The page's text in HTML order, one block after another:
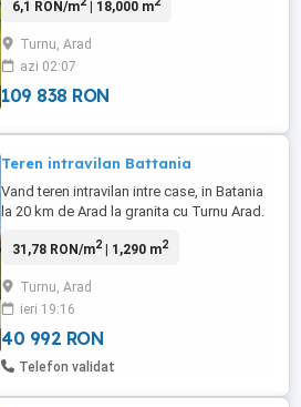
Suprafața totală este de 1,8 hectare
dimensiuni aproximative de 200 m
lungime și 100 m lățime. Terenul este ideal
pentru activități agricole ...
6,1 RON/m | 18,000 m
Turnu, Arad
azi 02:07
109 838 RON
Teren intravilan Battania
Vand teren intravilan intre case, in Batania
la 20 km de Arad la granita cu Turnu Arad.
Strada asfaltata, zona f linistita. Poate fi
de soseaua principala la 150m. Str Liliom
utca nr 15.
31,78 RON/m2| 1,290 m2
Turnu, Arad
ieri 19:16
40 992 RON
Telefon validat